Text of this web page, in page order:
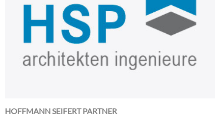
HOFFMANN SEIFERT PARTNER